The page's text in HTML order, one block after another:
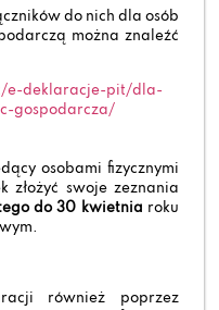
do nich dla osób
można znaleźć
e-deklaracje-pit/dla-
gospodarcza/
osobami fizycznymi
złożyć swoje zeznania
do 30 kwietnia roku
również poprzez